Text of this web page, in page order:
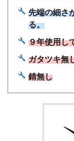
先端の細さ
る。
９年使用し
ガタツキ無
錆無し